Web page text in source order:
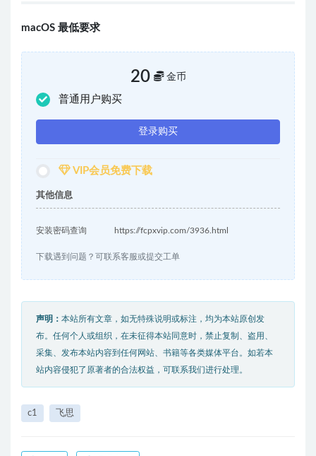
macOS 最低要求
20 金币
普通用户购买
登录购买
VIP会员免费下载
其他信息
安装密码查询 https://fcpxvip.com/3936.html
下载遇到问题？可联系客服或提交工单
声明： 本站所有文章，如无特殊说明或标注，均为本站原创发
布。任何个人或组织，在未征得本站同意时，禁止复制、盗用、
采集、发布本站内容到任何网站、书籍等各类媒体平台。如若本
站内容侵犯了原著者的合法权益，可联系我们进行处理。
c1 飞思